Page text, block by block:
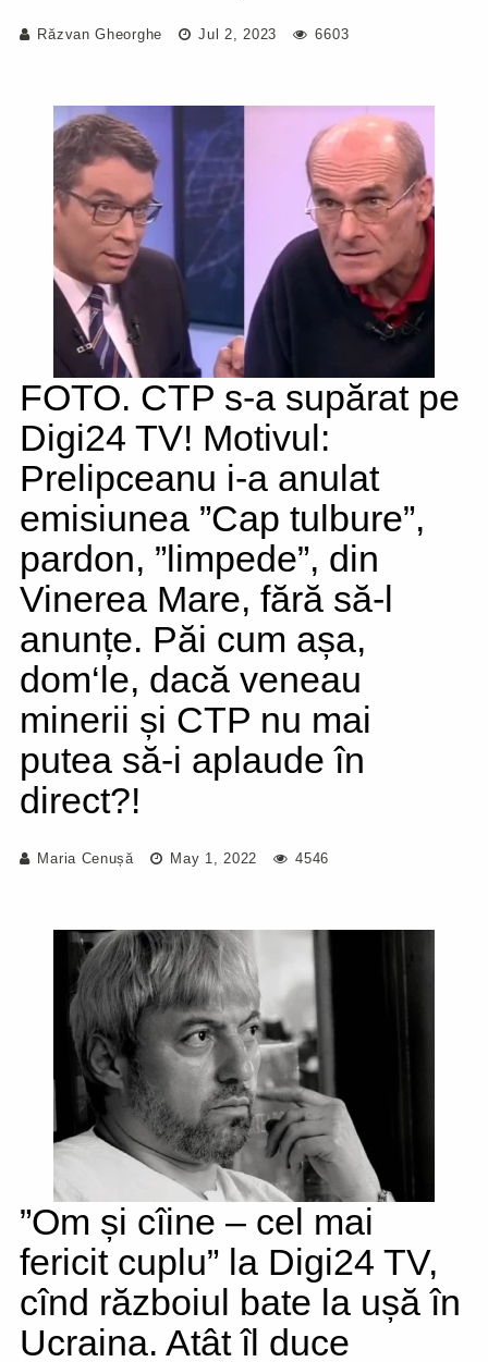
Răzvan Gheorghe Jul 2, 2023 6603
FOTO. CTP s-a supărat pe
Digi24 TV! Motivul:
Prelipceanu i-a anulat
emisiunea ”Cap tulbure”,
pardon, ”limpede”, din
Vinerea Mare, fără să-l
anunțe. Păi cum așa,
dom‘le, dacă veneau
minerii și CTP nu mai
putea să-i aplaude în
direct?!
Maria Cenușă May 1, 2022 4546
”Om și cîine – cel mai
fericit cuplu” la Digi24 TV,
cînd războiul bate la ușă în
Ucraina. Atât îl duce